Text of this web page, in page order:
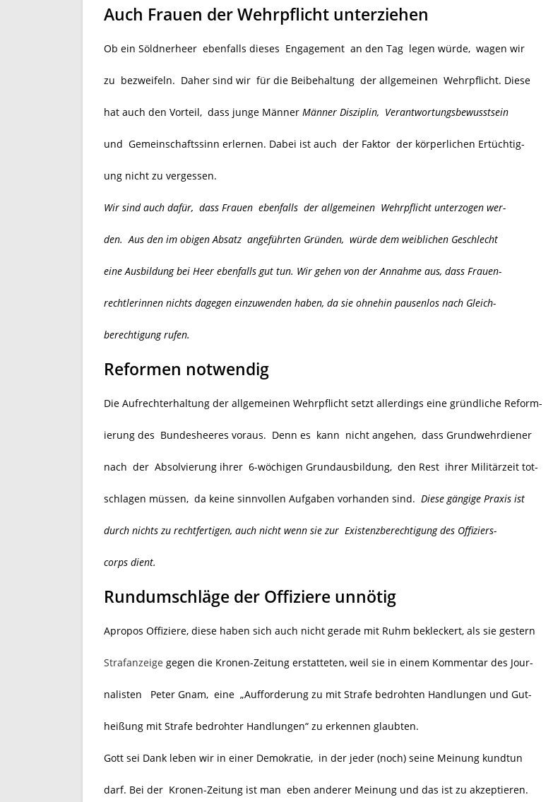
Auch Frauen der Wehrpflicht unterziehen
Ob ein Söldnerheer ebenfalls dieses Engagement an den Tag legen würde, wagen wir
zu bezweifeln. Daher sind wir für die Beibehaltung der allgemeinen Wehrpflicht. Diese
hat auch den Vorteil, dass junge Männer Männer Disziplin, Verantwortungsbewusstsein
und Gemeinschaftssinn erlernen. Dabei ist auch der Faktor der körperlichen Ertüchtig-
ung nicht zu vergessen.
Wir sind auch dafür, dass Frauen ebenfalls der allgemeinen Wehrpflicht unterzogen wer-
den. Aus den im obigen Absatz angeführten Gründen, würde dem weiblichen Geschlecht
eine Ausbildung bei Heer ebenfalls gut tun. Wir gehen von der Annahme aus, dass Frauen-
rechtlerinnen nichts dagegen einzuwenden haben, da sie ohnehin pausenlos nach Gleich-
berechtigung rufen.
Reformen notwendig
Die Aufrechterhaltung der allgemeinen Wehrpflicht setzt allerdings eine gründliche Reform-
ierung des Bundesheeres voraus. Denn es kann nicht angehen, dass Grundwehrdiener
nach der Absolvierung ihrer 6-wöchigen Grundausbildung, den Rest ihrer Militärzeit tot-
schlagen müssen, da keine sinnvollen Aufgaben vorhanden sind. Diese gängige Praxis ist
durch nichts zu rechtfertigen, auch nicht wenn sie zur Existenzberechtigung des Offiziers-
corps dient.
Rundumschläge der Offiziere unnötig
Apropos Offiziere, diese haben sich auch nicht gerade mit Ruhm bekleckert, als sie gestern
Strafanzeige gegen die Kronen-Zeitung erstatteten, weil sie in einem Kommentar des Jour-
nalisten Peter Gnam, eine „Aufforderung zu mit Strafe bedrohten Handlungen und Gut-
heißung mit Strafe bedrohter Handlungen“ zu erkennen glaubten.
Gott sei Dank leben wir in einer Demokratie, in der jeder (noch) seine Meinung kundtun
darf. Bei der Kronen-Zeitung ist man eben anderer Meinung und das ist zu akzeptieren.